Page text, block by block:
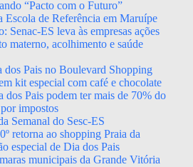
“Pacto com o Futuro”
Escola de Referência em Maruípe
Senac-ES leva às empresas ações
materno, acolhimento e saúde
dos Pais no Boulevard Shopping
kit especial com café e chocolate
dos Pais podem ter mais de 70% do
impostos
Semanal do Sesc-ES
retorna ao shopping Praia da
especial de Dia dos Pais
municipais da Grande Vitória